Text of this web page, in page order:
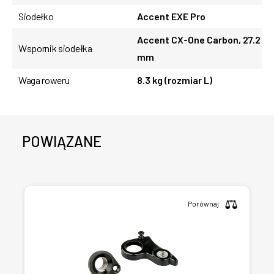
Siodełko
Accent EXE Pro
Wspornik siodełka
Accent CX-One Carbon, 27.2
mm
Waga roweru
8.3 kg (rozmiar L)
POWIĄZANE
Porównaj